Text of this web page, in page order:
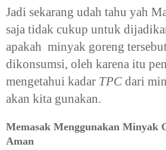
Jadi sekarang udah tahu yah
saja tidak cukup untuk
apakah minyak goreng
dikonsumsi, oleh karena itu
mengetahui kadar TPC dari
akan kita gunakan.
Memasak Menggunakan Minyak
Aman